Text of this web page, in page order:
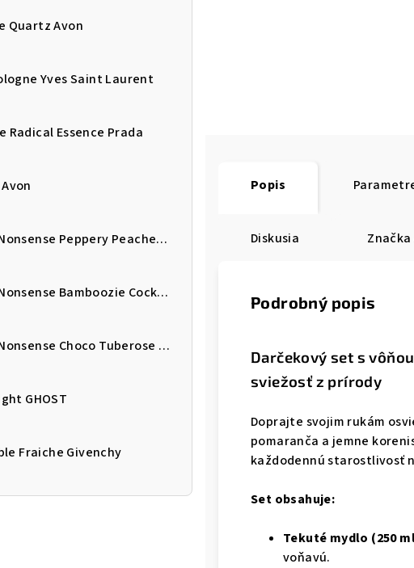
Quartz Avon
Yves Saint Laurent
Radical Essence Prada
Perfect Nonsense Peppery Peaches EDP Avon
Perfect Nonsense Bamboozie Cocktail EDP Avon
Perfect Nonsense Choco Tuberose EDP Avon
GHOST
Fraiche Givenchy
Popis
Diskusia Značka
Podrobný popis
Darčekový set s
sviežosť z prírody
Doprajte svojim rukám
pomaranča a jemne
každodennú starostlivosť
Set obsahuje:
Tekuté mydlo (250
voňavú.